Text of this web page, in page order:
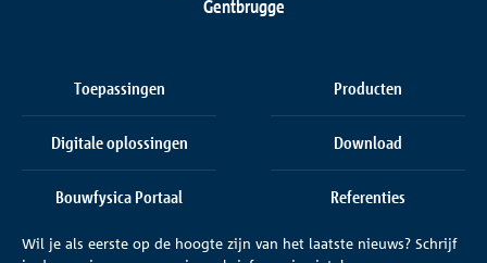
Wil je als eerste op de hoogte zijn van het laatste nieuws? Schrijf
Gentbrugge
Toepassingen Producten
Digitale oplossingen Download
Bouwfysica Portaal Referenties
Onderneming Contact